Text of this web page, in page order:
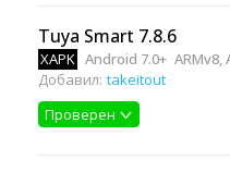
Tuya Smart 7.8.6
XAPK Android 7.0+ ARMv8,
Добавил: takeitout
Проверен